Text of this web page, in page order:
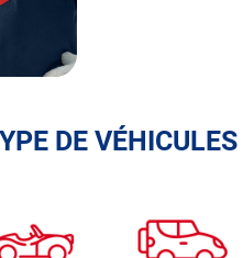
DE VÉHICULES